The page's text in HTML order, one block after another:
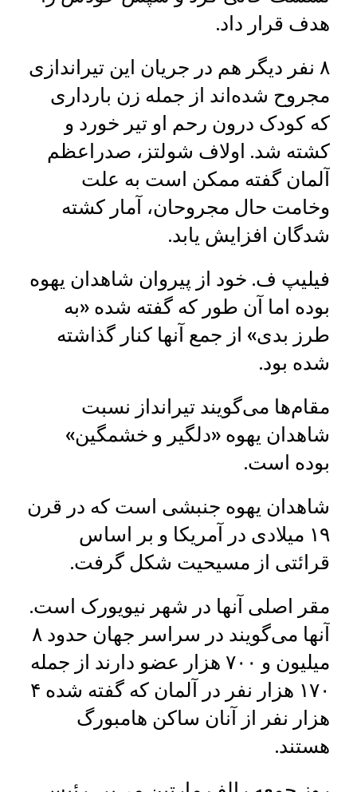
هدف قرار داد.
۸ نفر دیگر هم در جریان این تیراندازی
مجروح شده‌اند از جمله زن بارداری
که کودک درون رحم او تیر خورد و
کشته شد. اولاف شولتز، صدراعظم
آلمان گفته ممکن است به علت
وخامت حال مجروحان، آمار کشته
شدگان افزایش یابد.
فیلیپ ف. خود از پیروان شاهدان یهوه
بوده اما آن طور که گفته شده «به
طرز بدی» از جمع آنها کنار گذاشته
شده بود.
مقام‌ها می‌گویند تیرانداز نسبت
شاهدان یهوه «دلگیر و خشمگین»
بوده است.
شاهدان یهوه جنبشی است که در قرن
۱۹ میلادی در آمریکا و بر اساس
قرائتی از مسیحیت شکل گرفت.
مقر اصلی آنها در شهر نیویورک است.
آنها می‌گویند در سراسر جهان حدود ۸
میلیون و ۷۰۰ هزار عضو دارند از جمله
۱۷۰ هزار نفر در آلمان که گفته شده ۴
هزار نفر از آنان ساکن هامبورگ
هستند.